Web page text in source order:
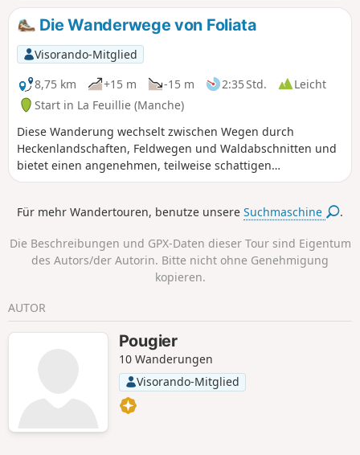
Die Wanderwege von Foliata
Visorando-Mitglied
8,75 km
+15 m -15 m 2:35 Std.
Leicht
Start in La Feuillie (Manche)
Diese Wanderung wechselt zwischen Wegen durch
Heckenlandschaften, Feldwegen und Waldabschnitten und
bietet einen angenehmen, teilweise schattigen
Spaziergang, ideal im Sommer. Der letzte, kürzlich
Blick auf die Feuchtgebiete und die Kirche von La Feuillie.
Für mehr Wandertouren, benutze unsereSuchmaschine .
Die Beschreibungen und GPX-Daten dieser Tour sind Eigentum
des Autors/der Autorin. Bitte nicht ohne Genehmigung
kopieren.
AUTOR
Pougier
10 Wanderungen
Visorando-Mitglied